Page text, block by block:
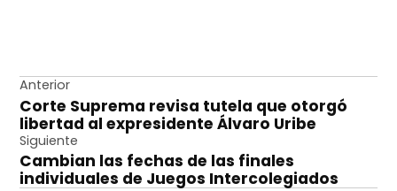
Navegación
de
entradas
Anterior
Corte Suprema revisa tutela que otorgó
libertad al expresidente Álvaro Uribe
Siguiente
Cambian las fechas de las finales
individuales de Juegos Intercolegiados